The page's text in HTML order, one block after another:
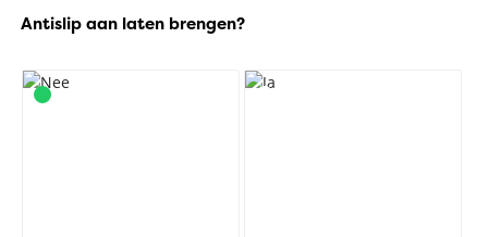
Antislip aan laten brengen?